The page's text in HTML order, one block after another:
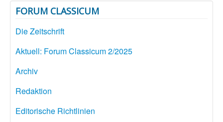
FORUM CLASSICUM
Die Zeitschrift
Aktuell: Forum Classicum 2/2025
Archiv
Redaktion
Editorische Richtlinien